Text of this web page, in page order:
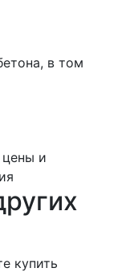
в том
и
купить